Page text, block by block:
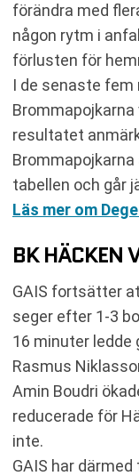
förändra med
någon rytm i
förlusten för
I de senaste fem
resultatet
tabellen och går
Läs mer om
BK HÄCKEN
GAIS fortsätter
seger efter 1-3
16 minuter ledde
Rasmus
Amin Boudri
reducerade för
inte.
GAIS har